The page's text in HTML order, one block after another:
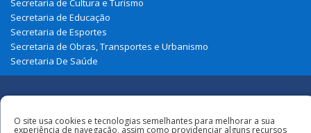
Secretaria de Cultura e Turismo
Secretaria de Educação
Secretaria de Esportes
Secretaria de Obras, Transportes e Urbanismo
Secretaria De Saúde
Redes
O site usa cookies e tecnologias semelhantes para melhorar a sua
experiência de navegação, assim como providenciar alguns recursos